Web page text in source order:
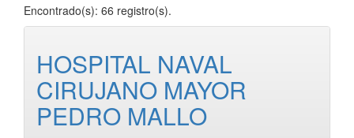
Encontrado(s): 66 registro(s).
HOSPITAL NAVAL
CIRUJANO MAYOR
PEDRO MALLO